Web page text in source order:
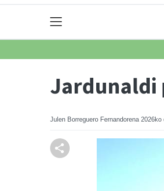
Jardunaldi
Julen Borreguero Fernandorena 2026ko